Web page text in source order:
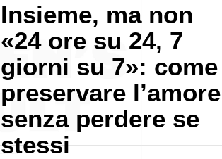
Insieme, ma non
«24 ore su 24, 7
giorni su 7»: come
preservare l’amore
senza perdere se
stessi